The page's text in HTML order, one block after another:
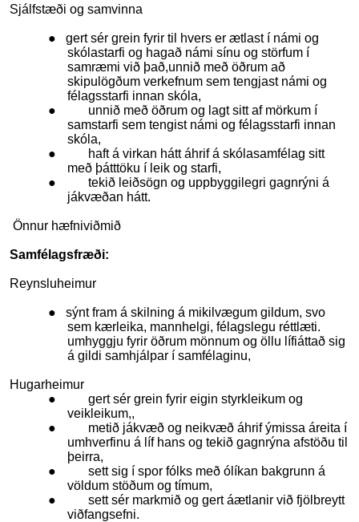
Sjálfstæði og samvinna
● gert sér grein fyrir til hvers er ætlast í námi og
skólastarfi og hagað námi sínu og störfum í
samræmi við það,unnið með öðrum að
skipulögðum verkefnum sem tengjast námi og
félagsstarfi innan skóla,
● unnið með öðrum og lagt sitt af mörkum í
samstarfi sem tengist námi og félagsstarfi innan
skóla,
● haft á virkan hátt áhrif á skólasamfélag sitt
með þátttöku í leik og starfi,
● tekið leiðsögn og uppbyggilegri gagnrýni á
jákvæðan hátt.
Önnur hæfniviðmið
Samfélagsfræði:
Reynsluheimur
● sýnt fram á skilning á mikilvægum gildum, svo
sem kærleika, mannhelgi, félagslegu réttlæti.
umhyggju fyrir öðrum mönnum og öllu lífiáttað sig
á gildi samhjálpar í samfélaginu,
Hugarheimur
● gert sér grein fyrir eigin styrkleikum og
veikleikum,,
● metið jákvæð og neikvæð áhrif ýmissa áreita í
umhverfinu á líf hans og tekið gagnrýna afstöðu til
þeirra,
● sett sig í spor fólks með ólíkan bakgrunn á
völdum stöðum og tímum,
●
sett sér markmið og gert áætlanir við fjölbreytt
viðfangsefni.